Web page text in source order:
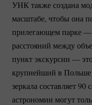
УНК также создана
масштабе, чтобы она
прилегающем парке —
расстояний между
пункт экскурсии —
крупнейший в Польше
зеркала составляет
астрономии могут